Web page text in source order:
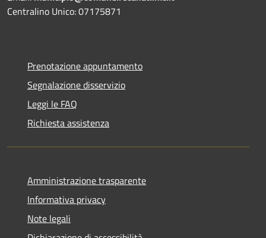
Centralino Unico: 07175871
Prenotazione appuntamento
Segnalazione disservizio
Leggi le FAQ
Richiesta assistenza
Amministrazione trasparente
Informativa privacy
Note legali